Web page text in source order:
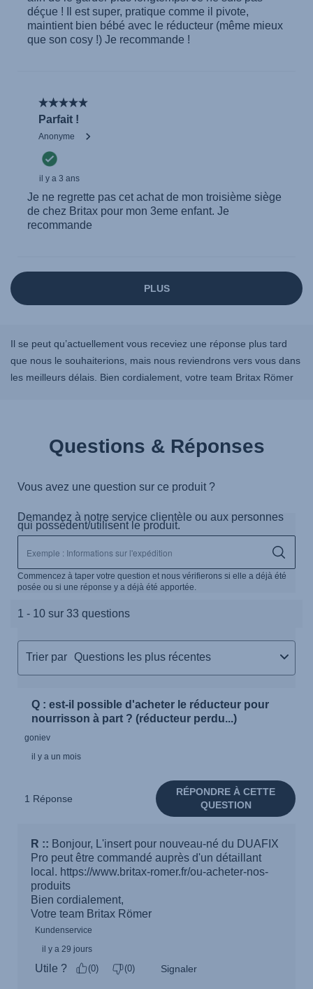
Il se peut qu’actuellement vous receviez une réponse plus tard
que nous le souhaiterions, mais nous reviendrons vers vous dans
les meilleurs délais. Bien cordialement, votre team Britax Römer
Questions & Réponses